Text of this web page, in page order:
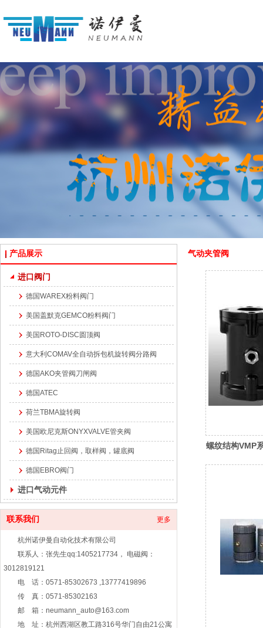
产品展示
进口阀门
德国WAREX粉料阀门
美国盖默克GEMCO粉料阀门
美国ROTO-DISC圆顶阀
意大利COMAV全自动拆包机旋转阀分路阀
德国AKO夹管阀刀闸阀
德国ATEC
荷兰TBMA旋转阀
美国欧尼克斯ONYXVALVE管夹阀
德国Ritag止回阀，取样阀，罐底阀
德国EBRO阀门
进口气动元件
联系我们 更多
杭州诺伊曼自动化技术有限公司
联系人：张先生qq:1405217734， 电磁阀：
3012819121
电 话：0571-85302673 ,13777419896
传 真：0571-85302163
邮 箱：neumann_auto@163.com
地 址：杭州西湖区教工路316号华门自由21公寓
气动夹管阀
螺纹结构VMP